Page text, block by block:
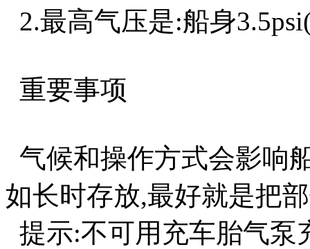
2.最高气压是:船身
重要事项
气候和操作方式会影响
如长时存放,最好就是把
提示:不可用充车胎气泵